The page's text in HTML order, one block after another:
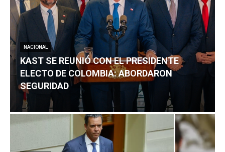
NACIONAL
KAST SE REUNIÓ CON EL PRESIDENTE
ELECTO DE COLOMBIA: ABORDARON
SEGURIDAD